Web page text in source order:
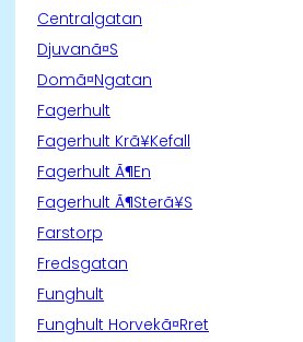
Centralgatan
Djuvanã¤S
Domã¤Ngatan
Fagerhult
Fagerhult Krã¥Kefall
Fagerhult Ã¶En
Fagerhult Ã¶Sterã¥S
Farstorp
Fredsgatan
Funghult
Funghult Horvekã¤Rret